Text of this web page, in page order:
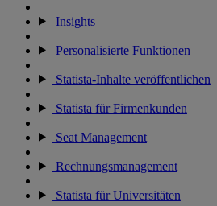
Insights
Personalisierte Funktionen
Statista-Inhalte veröffentlichen
Statista für Firmenkunden
Seat Management
Rechnungsmanagement
Statista für Universitäten